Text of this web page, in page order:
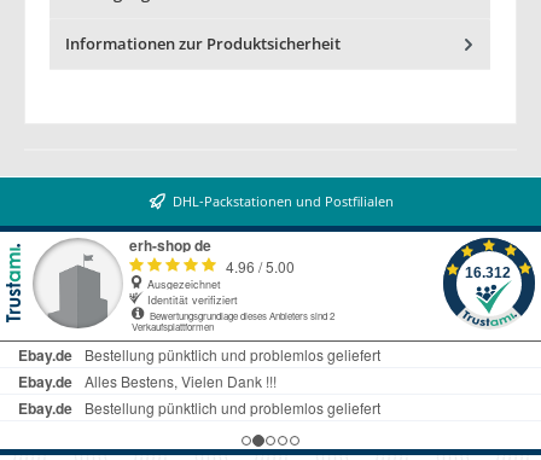
Informationen zur Produktsicherheit
DHL-Packstationen und Postfilialen